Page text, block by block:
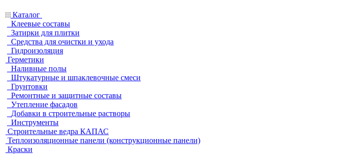
Каталог
Клеевые составы
Затирки для плитки
Средства для очистки и ухода
Гидроизоляция
Герметики
Наливные полы
Штукатурные и шпаклевочные смеси
Грунтовки
Ремонтные и защитные составы
Утепление фасадов
Добавки в строительные растворы
Инструменты
Строительные ведра КАПАС
Теплоизоляционные панели (конструкционные панели)
Краски